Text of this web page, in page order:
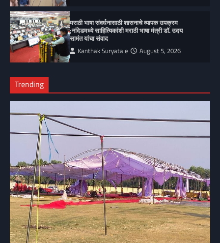
मराठी भाषा संवर्धनासाठी शासनाचे व्यापक उपक्रम
;नांदेडमध्ये साहित्यिकांशी मराठी भाषा मंत्री डॉ. उदय
सामंत यांचा संवाद
Kanthak Suryatale August 5, 2026
Trending